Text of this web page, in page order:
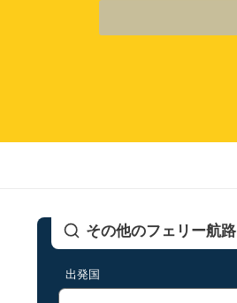
その他のフェリー航路
出発国